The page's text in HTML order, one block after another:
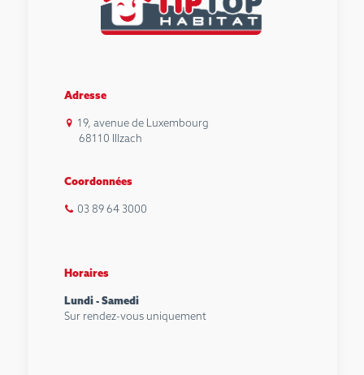
Adresse
19, avenue de Luxembourg
68110 Illzach
Coordonnées
03 89 64 3000
Horaires
Lundi - Samedi
Sur rendez-vous uniquement